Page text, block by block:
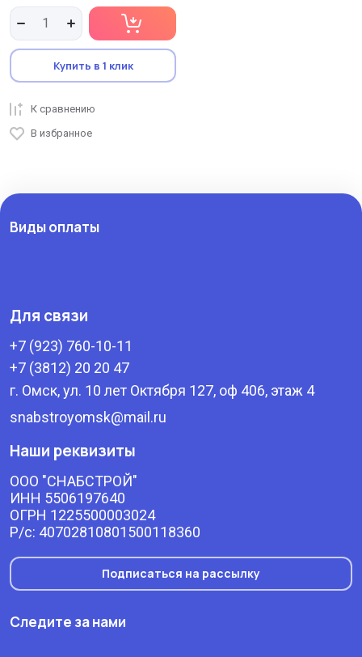
Купить в 1 клик
К сравнению
В избранное
Для связи
+7 (923) 760-10-11
+7 (3812) 20 20 47
г. Омск, ул. 10 лет Октября 127, оф 406, этаж 4
snabstroyomsk@mail.ru
Наши реквизиты
ООО "СНАБСТРОЙ"
ИНН 5506197640
ОГРН 1225500003024
Р/с: 40702810801500118360
Подписаться на рассылку
Следите за нами
Виды оплаты